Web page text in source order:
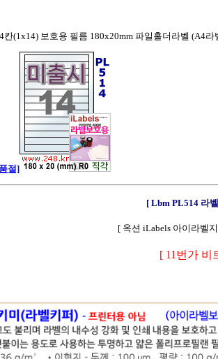
(1x14) 보호용 필름 180x20mm 파일홀더라벨 (A4
절]
[ Lbm PL514 라
[ 옥션 iLabels 아이라벨
[ 11번가 비